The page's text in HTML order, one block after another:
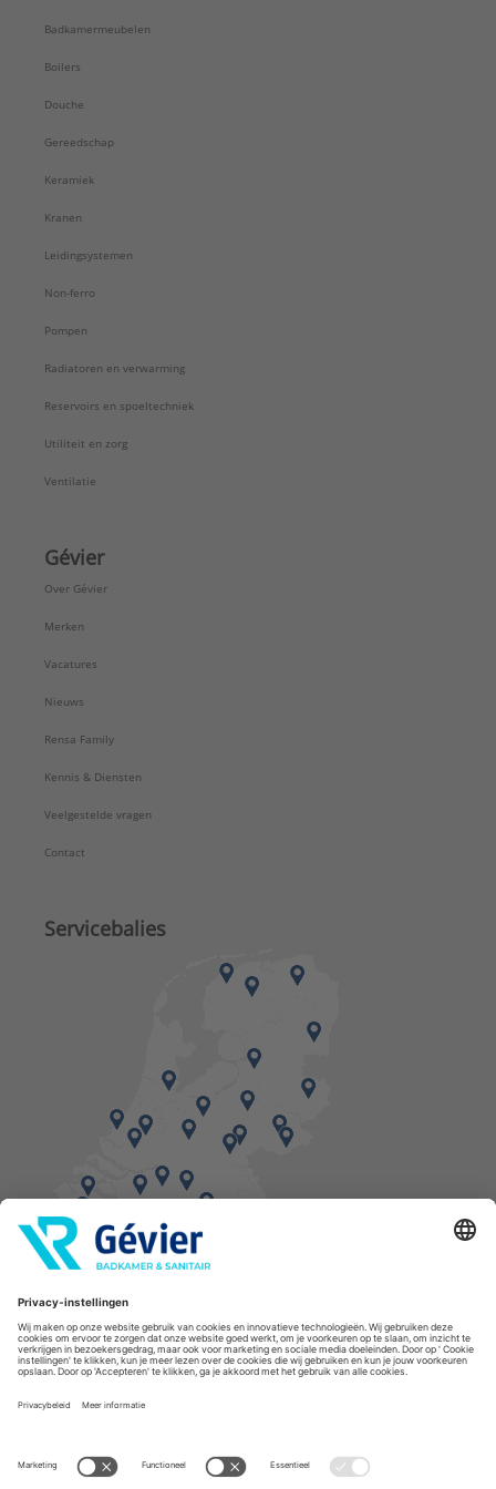
Badkamermeubelen
Boilers
Douche
Gereedschap
Keramiek
Kranen
Leidingsystemen
Non-ferro
Pompen
Radiatoren en verwarming
Reservoirs en spoeltechniek
Utiliteit en zorg
Ventilatie
Gévier
Over Gévier
Merken
Vacatures
Nieuws
Rensa Family
Kennis & Diensten
Veelgestelde vragen
Contact
Servicebalies
Vind een balie in de buurt
* Bestellingen geplaatst in het weekend worden, mits voorradig, dinsdag geleverd.
Cookies
Algemene voorwaarden